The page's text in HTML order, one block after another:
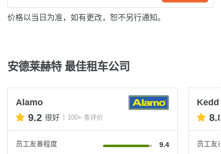
价格以当日为准，如有更改，恕不另行通知。
安德莱赫特 最佳租车公司
Alamo
9.2 很好 100+ 条评价
员工友善程度
9.4
员工友